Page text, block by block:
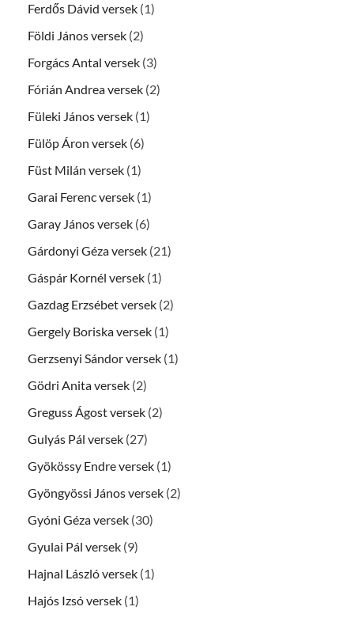
Ferdős Dávid versek (1)
Földi János versek (2)
Forgács Antal versek (3)
Fórián Andrea versek (2)
Füleki János versek (1)
Fülöp Áron versek (6)
Füst Milán versek (1)
Garai Ferenc versek (1)
Garay János versek (6)
Gárdonyi Géza versek (21)
Gáspár Kornél versek (1)
Gazdag Erzsébet versek (2)
Gergely Boriska versek (1)
Gerzsenyi Sándor versek (1)
Gödri Anita versek (2)
Greguss Ágost versek (2)
Gulyás Pál versek (27)
Gyökössy Endre versek (1)
Gyöngyössi János versek (2)
Gyóni Géza versek (30)
Gyulai Pál versek (9)
Hajnal László versek (1)
Hajós Izsó versek (1)